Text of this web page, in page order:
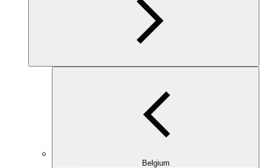
Belgium